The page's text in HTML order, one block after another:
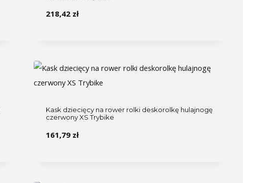
218,42 zł
Kask dziecięcy na rower rolki deskorolkę hulajnogę
czerwony XS Trybike
161,79 zł